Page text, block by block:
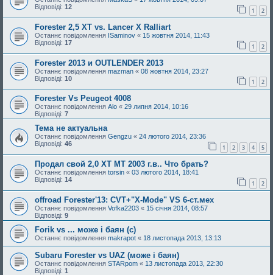
Відповіді: 12 1 2
Forester 2,5 XT vs. Lancer X Ralliart
Останнє повідомлення ISaminov « 15 жовтня 2014, 11:43
Відповіді: 17 1 2
Forester 2013 и OUTLENDER 2013
Останнє повідомлення mazman « 08 жовтня 2014, 23:27
Відповіді: 10 1 2
Forester Vs Peugeot 4008
Останнє повідомлення Alo « 29 липня 2014, 10:16
Відповіді: 7
Тема не актуальна
Останнє повідомлення Gengzu « 24 лютого 2014, 23:36
Відповіді: 46 1 2 3 4 5
Продал свой 2,0 XT MT 2003 г.в.. Что брать?
Останнє повідомлення torsin « 03 лютого 2014, 18:41
Відповіді: 14 1 2
offroad Forester'13: CVT+"X-Mode" VS 6-ст.мех
Останнє повідомлення Vofka2203 « 15 січня 2014, 08:57
Відповіді: 9
Forik vs ... може і баян (с)
Останнє повідомлення makrapot « 18 листопада 2013, 13:13
Subaru Forester vs UAZ (може і баян)
Останнє повідомлення STARpom « 13 листопада 2013, 22:30
Відповіді: 1